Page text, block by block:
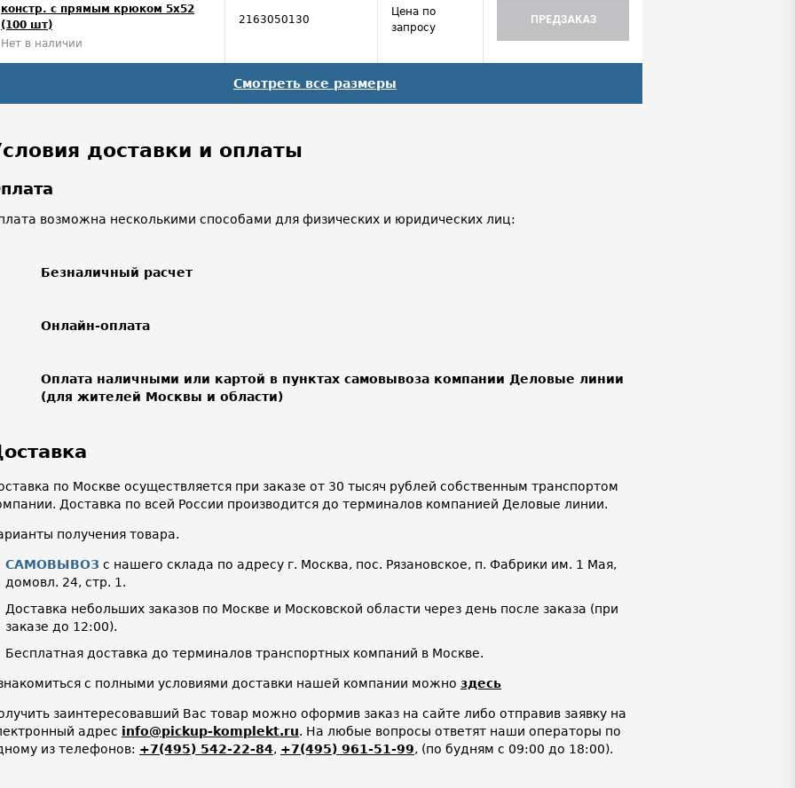
констр. с прямым крюком 5x52
(100 шт)
Нет в наличии
2163050130
Цена по
запросу
ПРЕДЗАКАЗ
Смотреть все размеры
доставки и оплаты
возможна несколькими способами для физических и юридических лиц:
Безналичный расчет
Онлайн-оплата
Оплата наличными или картой в пунктах самовывоза компании Деловые линии
(для жителей Москвы и области)
по Москве осуществляется при заказе от 30 тысяч рублей собственным транспортом
Доставка по всей России производится до терминалов компанией Деловые линии.
получения товара.
САМОВЫВОЗ с нашего склада по адресу г. Москва, пос. Рязановское, п. Фабрики им. 1 Мая,
домовл. 24, стр. 1.
Доставка небольших заказов по Москве и Московской области через день после заказа (при
заказе до 12:00).
Бесплатная доставка до терминалов транспортных компаний в Москве.
с полными условиями доставки нашей компании можно здесь
заинтересовавший Вас товар можно оформив заказ на сайте либо отправив заявку на
адрес info@pickup-komplekt.ru. На любые вопросы ответят наши операторы по
из телефонов: +7(495) 542-22-84, +7(495) 961-51-99, (по будням с 09:00 до 18:00).